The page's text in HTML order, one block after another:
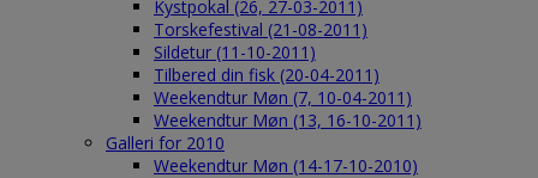
Kystpokal (26, 27-03-2011)
Torskefestival (21-08-2011)
Sildetur (11-10-2011)
Tilbered din fisk (20-04-2011)
Weekendtur Møn (7, 10-04-2011)
Weekendtur Møn (13, 16-10-2011)
Galleri for 2010
Weekendtur Møn (14-17-10-2010)